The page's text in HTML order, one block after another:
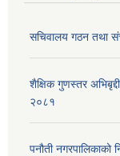
सचिवालय गठन तथा
शैक्षिक गुणस्तर
२०८१
पनौती नगरपालिकाको